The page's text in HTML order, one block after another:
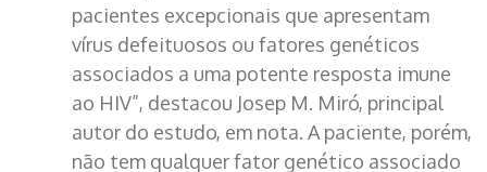
pacientes excepcionais que apresentam
vírus defeituosos ou fatores genéticos
associados a uma potente resposta imune
ao HIV”, destacou Josep M. Miró, principal
autor do estudo, em nota. A paciente, porém,
não tem qualquer fator genético associado